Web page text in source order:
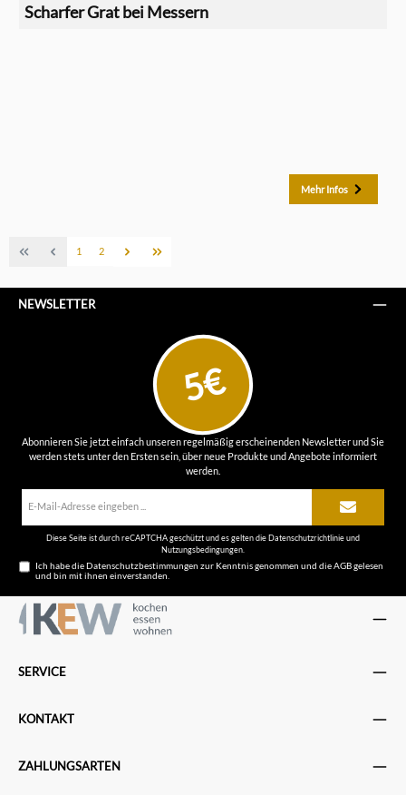
Scharfer Grat bei Messern
Mehr Infos
1 2
NEWSLETTER
5€
Abonnieren Sie jetzt einfach unseren regelmäßig erscheinenden Newsletter und Sie
werden stets unter den Ersten sein, über neue Produkte und Angebote informiert
werden.
Diese Seite ist durch reCAPTCHA geschützt und es gelten dieDatenschutzrichtlinieund
Nutzungsbedingungen
Ich habe dieDatenschutzbestimmungen zur Kenntnis genommen und dieAGBgelesen
und bin mit ihnen einverstanden.
SERVICE
KONTAKT
ZAHLUNGSARTEN